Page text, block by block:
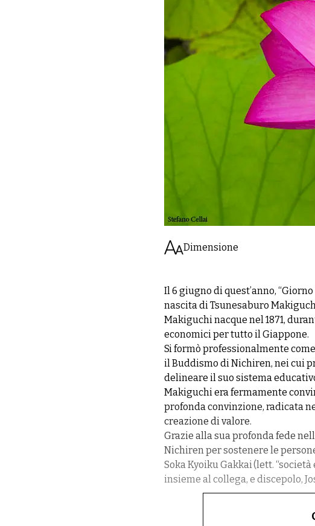
Dimensione
Il 6 giugno di quest’anno,
nascita di Tsunesaburo
Makiguchi nacque nel 1871,
economici per tutto il Giappone.
Si formò professionalmente
il Buddismo di Nichiren, nei cui
delineare il suo sistema
Makiguchi era fermamente
profonda convinzione, radicata
creazione di valore.
Grazie alla sua profonda fede
Nichiren per sostenere le
Soka Kyoiku Gakkai (lett.
insieme al collega, e discepolo,